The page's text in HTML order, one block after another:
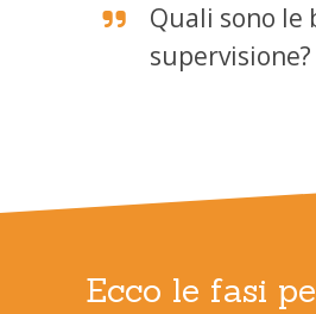
Quali sono le
supervisione?
Ecco le fasi